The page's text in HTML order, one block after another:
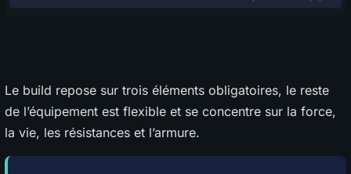
Le build repose sur trois éléments obligatoires, le reste
de l’équipement est flexible et se concentre sur la force,
la vie, les résistances et l’armure.